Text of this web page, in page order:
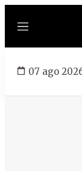
Menú
07 ago